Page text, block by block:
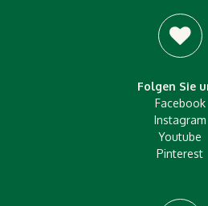
Folgen Sie
Facebook
Instagram
Youtube
Pinterest